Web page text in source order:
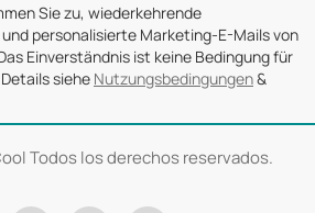
Sie zu, wiederkehrende
personalisierte Marketing-E-Mails von
Einverständnis ist keine Bedingung für
siehe Nutzungsbedingungen&
Todos los derechos reservados.